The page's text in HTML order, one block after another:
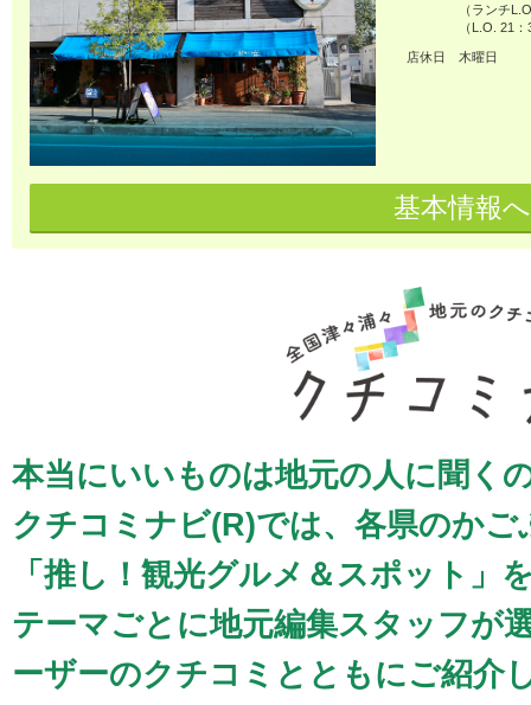
（ランチ
（L.O. 21
店休日 木曜日
基本情報へ
本当にいいものは地元の人に聞く
クチコミナビ(R)では、各県のか
「推し！観光グルメ＆スポット」
テーマごとに地元編集スタッフが
ーザーのクチコミとともにご紹介